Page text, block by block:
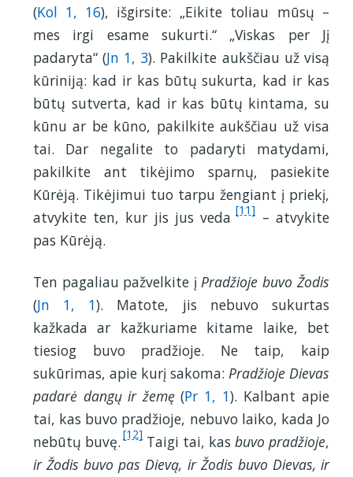
(Kol 1, 16), išgirsite: „Eikite toliau mūsų –
mes irgi esame sukurti.“ „Viskas per Jį
padaryta“ (Jn 1, 3). Pakilkite aukščiau už visą
kūriniją: kad ir kas būtų sukurta, kad ir kas
būtų sutverta, kad ir kas būtų kintama, su
kūnu ar be kūno, pakilkite aukščiau už visa
tai. Dar negalite to padaryti matydami,
pakilkite ant tikėjimo sparnų, pasiekite
Kūrėją. Tikėjimui tuo tarpu žengiant į priekį,
atvykite ten, kur jis jus veda [11] – atvykite
pas Kūrėją.
Ten pagaliau pažvelkite į Pradžioje buvo Žodis
(Jn 1, 1). Matote, jis nebuvo sukurtas
kažkada ar kažkuriame kitame laike, bet
tiesiog buvo pradžioje. Ne taip, kaip
sukūrimas, apie kurį sakoma: Pradžioje Dievas
padarė dangų ir žemę (Pr 1, 1). Kalbant apie
tai, kas buvo pradžioje, nebuvo laiko, kada Jo
nebūtų buvę. [12] Taigi tai, kas buvo pradžioje,
ir Žodis buvo pas Dievą, ir Žodis buvo Dievas, ir